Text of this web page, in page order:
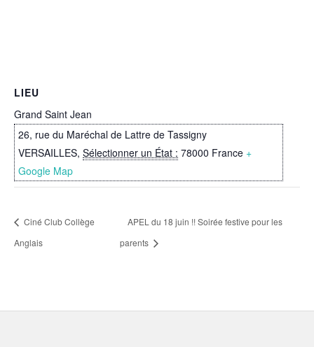
LIEU
Grand Saint Jean
26, rue du Maréchal de Lattre de Tassigny
VERSAILLES, Sélectionner un État : 78000 France +
Google Map
Ciné Club Collège
Anglais
APEL du 18 juin !! Soirée festive pour les
parents